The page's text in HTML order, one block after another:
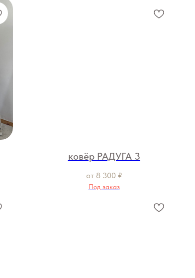
ковёр РАДУГА 3
от 8 300 ₽
Под заказ